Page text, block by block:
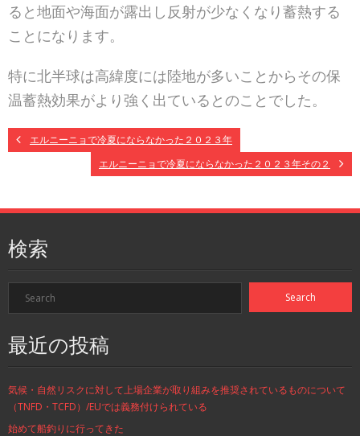
ると地面や海面が露出し反射が少なくなり蓄熱する
ことになります。
特に北半球は高緯度には陸地が多いことからその保
温蓄熱効果がより強く出ているとのことでした。
エルニーニョで冷夏にならなかった２０２３年
エルニーニョで冷夏にならなかった２０２３年その２
検索
最近の投稿
気候・自然リスクに対して上場企業が取り組みを推奨されているものについて
（TNFD・TCFD）/EUでは義務付けられている
始めて船釣りに行ってきた